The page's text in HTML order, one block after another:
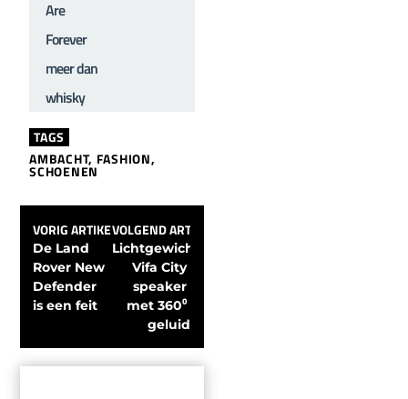
Are
Forever
meer dan
whisky
TAGS
AMBACHT, FASHION,
SCHOENEN
VORIG ARTIKEL
De Land
Rover New
Defender
is een feit
VOLGEND ARTIKEL
Lichtgewicht
Vifa City
speaker
met 360⁰
geluid